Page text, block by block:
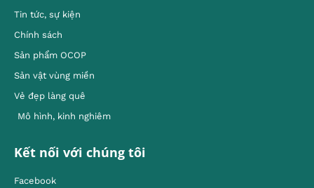
Tin tức, sự kiện
Chính sách
Sản phẩm OCOP
Sản vật vùng miền
Vẻ đẹp làng quê
Mô hình, kinh nghiêm
Kết nối với chúng tôi
Facebook